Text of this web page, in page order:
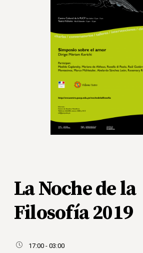
La Noche de la
Filosofía 2019
17:00 - 03:00